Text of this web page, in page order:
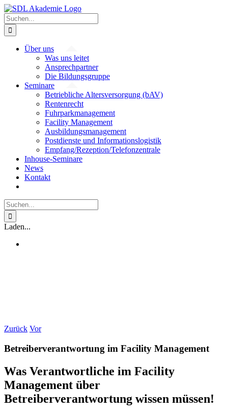
Zum
Inhalt
springen
Suche
nach:
Über uns
Was uns leitet
Ansprechpartner
Die Bildungsgruppe
Seminare
Betriebliche Altersversorgung (bAV)
Rentenrecht
Fuhrparkmanagement
Facility Management
Ausbildungsmanagement
Postdienste und Informationslogistik
Empfang/Rezeption/Telefonzentrale
Inhouse-Seminare
News
Kontakt
Suche
nach:
Laden...
Zurück Vor
Betreiberverantwortung im Facility Management
Was Verantwortliche im Facility
Management über
Betreiberverantwortung wissen müssen!